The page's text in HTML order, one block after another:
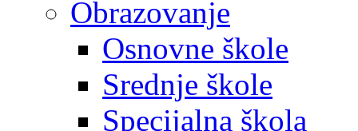
Obrazovanje
Osnovne škole
Srednje škole
Specijalna škola